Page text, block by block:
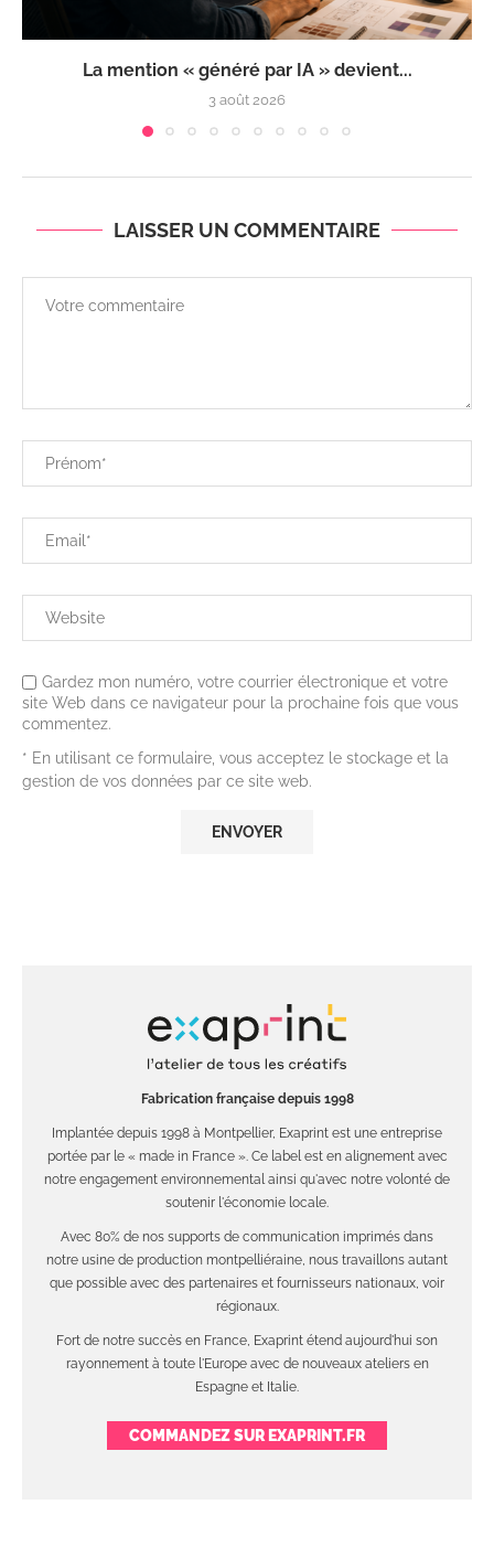
La mention « généré par IA » devient...
3 août 2026
LAISSER UN COMMENTAIRE
Gardez mon numéro, votre courrier électronique et votre
site Web dans ce navigateur pour la prochaine fois que vous
commentez.
* En utilisant ce formulaire, vous acceptez le stockage et la
gestion de vos données par ce site web.
Fabrication française depuis 1998
Implantée depuis 1998 à Montpellier, Exaprint est une entreprise
portée par le « made in France ». Ce label est en alignement avec
notre engagement environnemental ainsi qu'avec notre volonté de
soutenir l'économie locale.
Avec 80% de nos supports de communication imprimés dans
notre usine de production montpelliéraine, nous travaillons autant
que possible avec des partenaires et fournisseurs nationaux, voir
régionaux.
Fort de notre succès en France, Exaprint étend aujourd'hui son
rayonnement à toute l'Europe avec de nouveaux ateliers en
Espagne et Italie.
COMMANDEZ SUR EXAPRINT.FR